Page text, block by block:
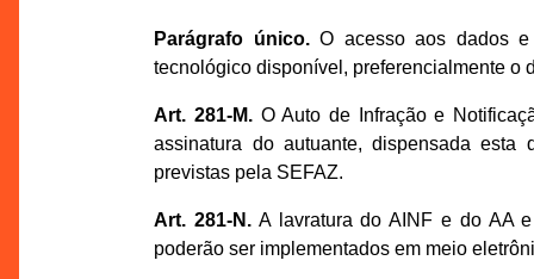
Parágrafo único.O acesso aos dados e
tecnológico disponível, preferencialmente o
Art. 281-M. O Auto de Infração e
assinatura do autuante, dispensada esta
previstas pela SEFAZ.
Art. 281-N. A lavratura do AINF e do AA
poderão ser implementados em meio